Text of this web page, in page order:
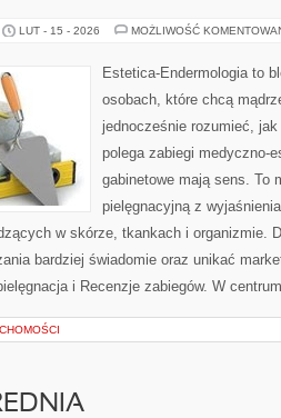
LUT - 15 - 2026 MOŻLIWOŚĆ
Estetica-Endermologia to
osobach, które chcą
jednocześnie rozumieć,
polega zabiegi medyczno-
gabinetowe mają sens. To
pielęgnacyjną z
w skórze, tkankach i organizmie.
bardziej świadomie oraz unikać
i Recenzje zabiegów. W